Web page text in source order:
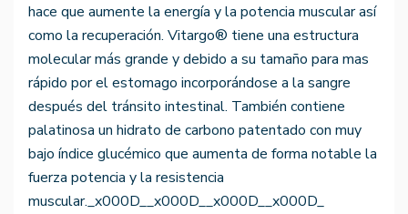
hace que aumente la energía y la potencia muscular así
como la recuperación. Vitargo® tiene una estructura
molecular más grande y debido a su tamaño para mas
rápido por el estomago incorporándose a la sangre
después del tránsito intestinal. También contiene
palatinosa un hidrato de carbono patentado con muy
bajo índice glucémico que aumenta de forma notable la
fuerza potencia y la resistencia
muscular._x000D__x000D__x000D__x000D_